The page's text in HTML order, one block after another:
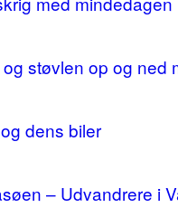
støvlen op og
dens biler
– Udvandrere i